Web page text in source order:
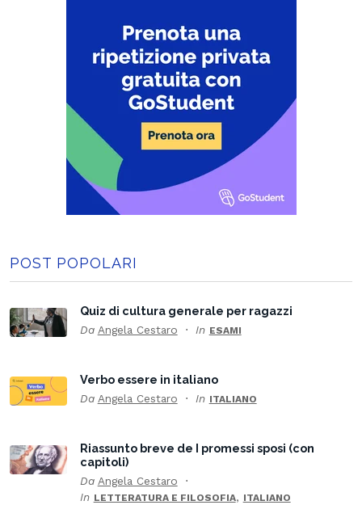
POST POPOLARI
Quiz di cultura generale per ragazzi
Da Angela Cestaro In ESAMI
Verbo essere in italiano
Da Angela Cestaro In ITALIANO
Riassunto breve de I promessi sposi (con
capitoli)
Da Angela Cestaro
In LETTERATURA E FILOSOFIA, ITALIANO